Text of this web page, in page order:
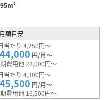
月額目安
当たり 4,250円～
円/月～
費用他 22,000円～
当たり 4,300円～
円/月～
費用他 16,500円～